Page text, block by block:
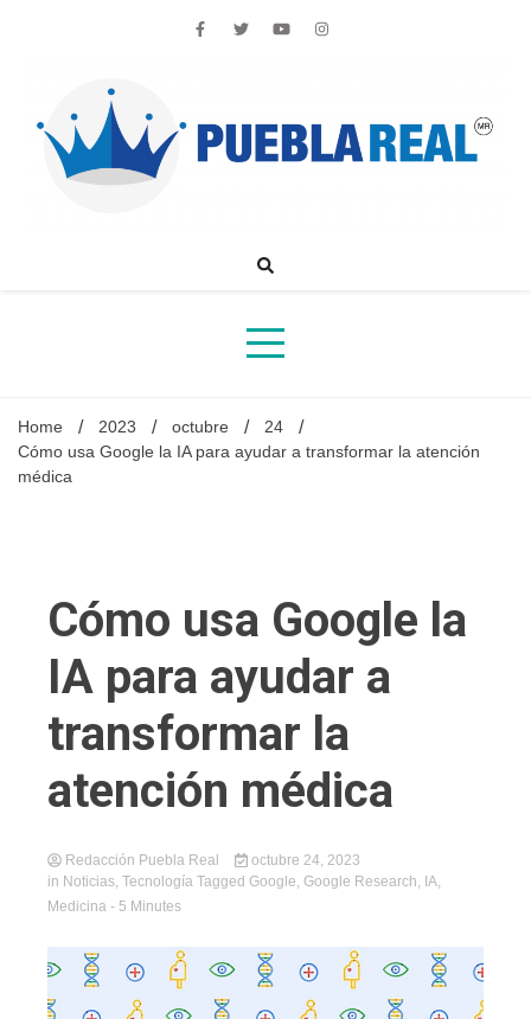
Noticias de actualidad de Puebla, México y el mundo
Home 2023 octubre
24
Cómo usa Google la IA para ayudar a transformar la atención
médica
Cómo usa Google la
IA para ayudar a
transformar la
atención médica
Redacción Puebla Real
octubre 24, 2023
in Noticias, Tecnología Tagged Google, Google Research, IA,
Medicina - 5 Minutes